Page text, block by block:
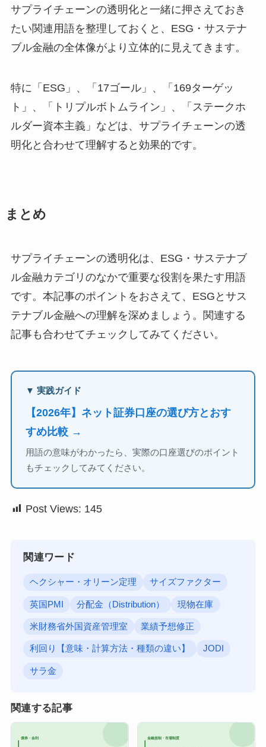
サプライチェーンの透明化と一緒に押さえておき
たい関連用語を整理しておくと、ESG・サステナ
ブル金融の全体像がより立体的に見えてきます。
特に「ESG」、「17ゴール」、「169ターゲッ
ト」、「トリプルボトムライン」、「ステークホ
ルダー資本主義」などは、サプライチェーンの透
明化と合わせて理解すると効果的です。
まとめ
サプライチェーンの透明化は、ESG・サステナブ
ル金融カテゴリのなかで重要な役割を果たす用語
です。本記事のポイントをおさえて、ESGとサス
テナブル金融への理解を深めましょう。関連する
記事も合わせてチェックしてみてください。
▼ 実践ガイド
【2026年】ネット証券口座の選び方とおす
すめ比較 →
用語の意味がわかったら、実際の口座選びのポイント
もチェックしてみてください。
Post Views: 145
関連ワード
ヘクシャー・オリーン定理 サイズファクター
英国PMI 分配金（Distribution） 現物在庫
米財務省外国資産管理室 業績予想修正
利回り【意味・計算方法・種類の違い】 JODI
サラ金
関連する記事